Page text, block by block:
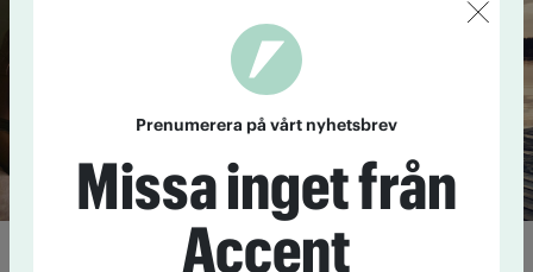
Lista: Expertens alkoholfria
Prenumerera på vårt nyhetsbrev
Missa inget från
Accent